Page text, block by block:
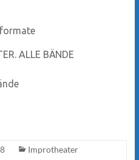
ALLE BÄNDE
Improtheater